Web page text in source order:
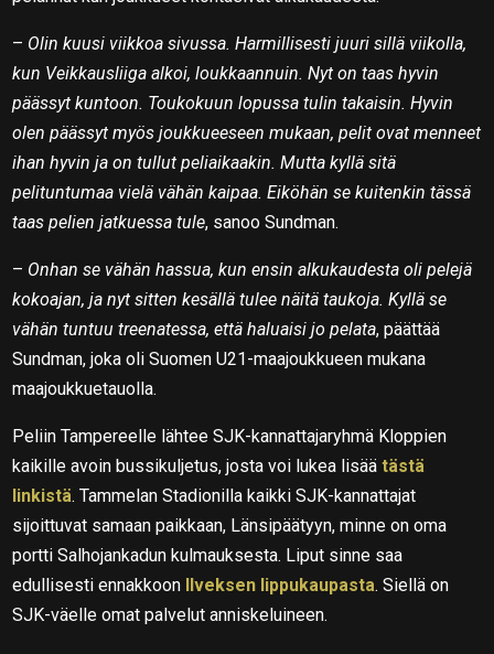
– Olin kuusi viikkoa sivussa. Harmillisesti juuri sillä viikolla,
kun Veikkausliiga alkoi, loukkaannuin. Nyt on taas hyvin
päässyt kuntoon. Toukokuun lopussa tulin takaisin. Hyvin
olen päässyt myös joukkueeseen mukaan, pelit ovat menneet
ihan hyvin ja on tullut peliaikaakin. Mutta kyllä sitä
pelituntumaa vielä vähän kaipaa. Eiköhän se kuitenkin tässä
taas pelien jatkuessa tule, sanoo Sundman.
– Onhan se vähän hassua, kun ensin alkukaudesta oli pelejä
kokoajan, ja nyt sitten kesällä tulee näitä taukoja. Kyllä se
vähän tuntuu treenatessa, että haluaisi jo pelata, päättää
Sundman, joka oli Suomen U21-maajoukkueen mukana
maajoukkuetauolla.
Peliin Tampereelle lähtee SJK-kannattajaryhmä Kloppien
kaikille avoin bussikuljetus, josta voi lukea lisää tästä
linkistä. Tammelan Stadionilla kaikki SJK-kannattajat
sijoittuvat samaan paikkaan, Länsipäätyyn, minne on oma
portti Salhojankadun kulmauksesta. Liput sinne saa
edullisesti ennakkoon Ilveksen lippukaupasta. Siellä on
SJK-väelle omat palvelut anniskeluineen.